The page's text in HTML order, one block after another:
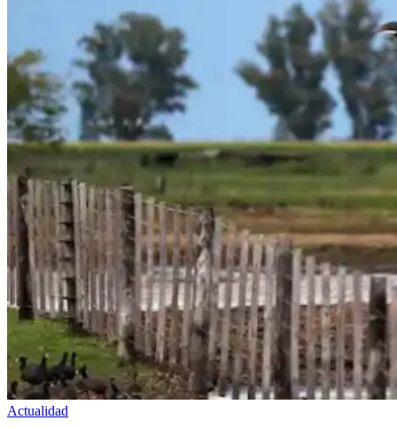
Actualidad